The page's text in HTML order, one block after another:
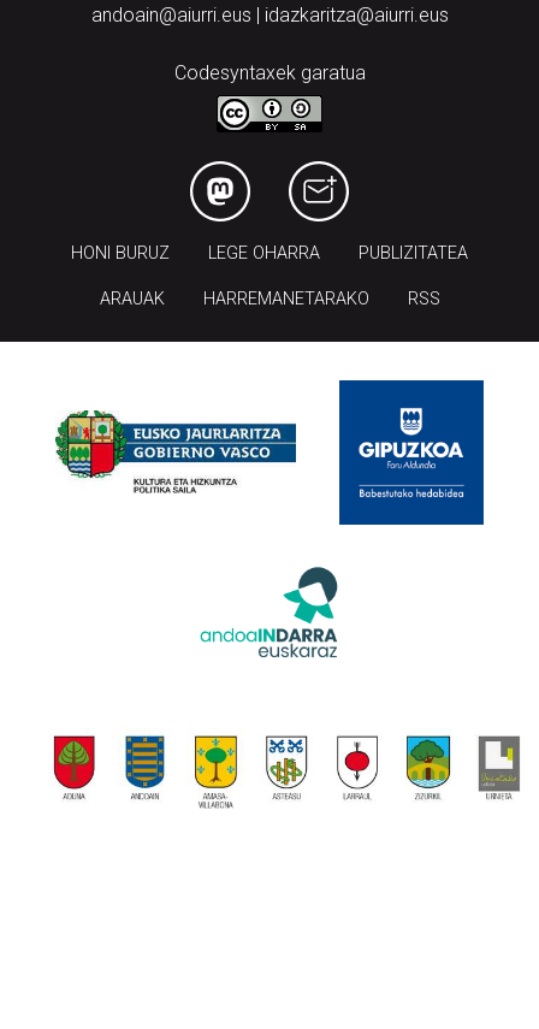
andoain@aiurri.eus | idazkaritza@aiurri.eus
Codesyntaxek garatua
HONI BURUZ LEGE OHARRA PUBLIZITATEA
ARAUAK HARREMANETARAKO RSS